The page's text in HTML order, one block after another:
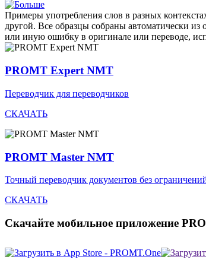
Примеры употребления слов в разных
другой. Все образцы собраны автоматически
или иную ошибку в оригинале или переводе,
PROMT Expert NMT
Переводчик для переводчиков
СКАЧАТЬ
PROMT Master NMT
Точный переводчик документов без
СКАЧАТЬ
Скачайте мобильное приложение